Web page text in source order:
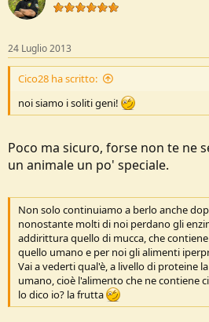
24 Luglio 2013
Cico28 ha scritto:
noi siamo i soliti geni!
Poco ma sicuro, forse non te ne
un animale un po' speciale.
Non solo continuiamo a berlo anche
nonostante molti di noi perdano gli
addirittura quello di mucca, che
quello umano e per noi gli alimenti
Vai a vederti qual'è, a livello di proteine
umano, cioè l'alimento che ne contiene
lo dico io? la frutta